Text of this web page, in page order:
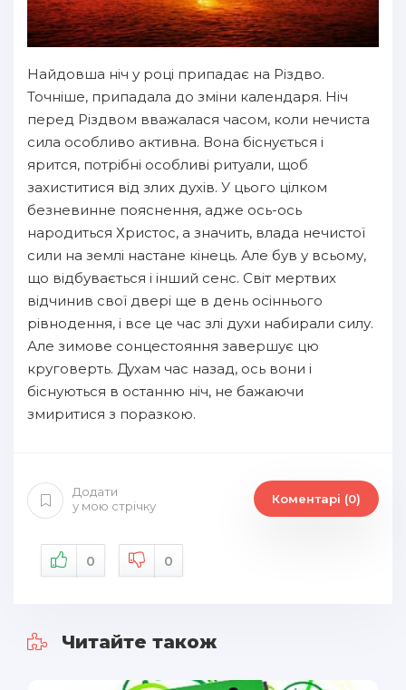
Найдовша ніч у році припадає на Різдво.
Точніше, припадала до зміни календаря. Ніч
перед Різдвом вважалася часом, коли нечиста
сила особливо активна. Вона біснується і
ярится, потрібні особливі ритуали, щоб
захиститися від злих духів. У цього цілком
безневинне пояснення, адже ось-ось
народиться Христос, а значить, влада нечистої
сили на землі настане кінець. Але був у всьому,
що відбувається і інший сенс. Світ мертвих
відчинив свої двері ще в день осіннього
рівнодення, і все це час злі духи набирали силу.
Але зимове сонцестояння завершує цю
круговерть. Духам час назад, ось вони і
біснуються в останню ніч, не бажаючи
змиритися з поразкою.
Додати
у мою стрічку
Коментарі (0)
0 0
Читайте також